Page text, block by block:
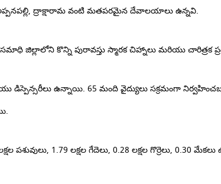
ద్రాక్షారామ వంటి మతపరమైన దేవాలయాలు ఉన్నవి.
జిల్లాలోని కొన్ని పురావస్తు స్మారక చిహ్నాలు మరియు చారిత్రక
డిస్పెన్సరీలు ఉన్నాయి. 65 మంది వైద్యులు సక్రమంగా
పశువులు, 1.79 లక్షల గేదెలు, 0.28 లక్షల గొర్రెలు, 0.30 మేకలు